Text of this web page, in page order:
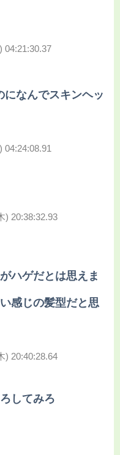
04:21:30.37
なんでスキンヘッ
04:24:08.91
) 20:38:32.93
ハゲだとは思えま
感じの髪型だと思
) 20:40:28.64
してみろ